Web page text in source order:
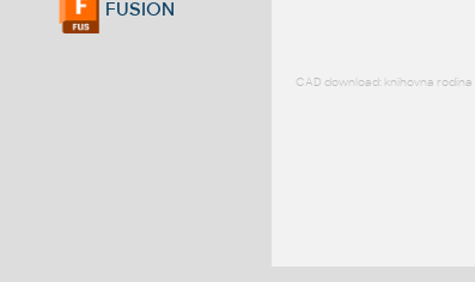
FUSION
CAD download: knihovna